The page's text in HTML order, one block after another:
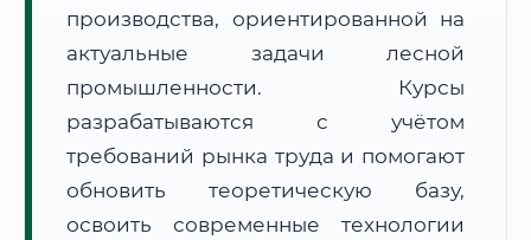
Расчет логистики оригиналов:
• Маршрут транзита:~2 693 км
📜 Документы и аккредитация ФИС ФРДО
производства, ориентированной на
актуальные задачи лесной
промышленности. Курсы
разрабатываются с учётом
требований рынка труда и помогают
обновить теоретическую базу,
освоить современные технологии